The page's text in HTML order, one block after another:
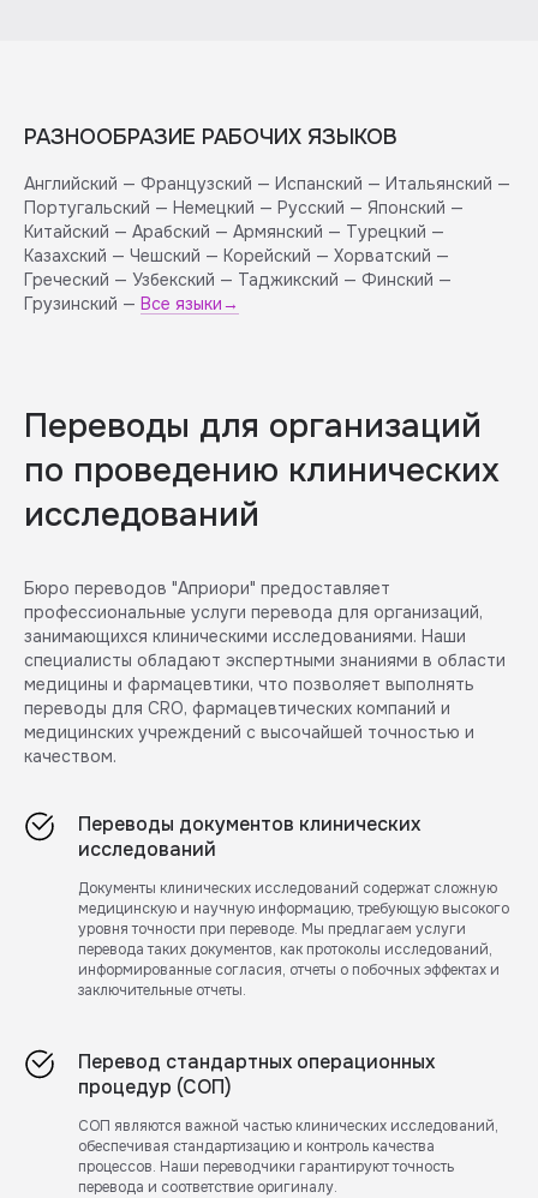
РАЗНООБРАЗИЕ РАБОЧИХ ЯЗЫКОВ
Английский — Французский — Испанский — Итальянский —
Португальский — Немецкий — Русский — Японский —
Китайский — Арабский — Армянский — Турецкий —
Казахский — Чешский — Корейский — Хорватский —
Греческий — Узбекский — Таджикский — Финский —
Грузинский — Все языки→
Переводы для организаций
по проведению клинических
исследований
Бюро переводов "Априори" предоставляет
профессиональные услуги перевода для организаций,
занимающихся клиническими исследованиями. Наши
специалисты обладают экспертными знаниями в области
медицины и фармацевтики, что позволяет выполнять
переводы для CRO, фармацевтических компаний и
медицинских учреждений с высочайшей точностью и
качеством.
Переводы документов клинических
исследований
Документы клинических исследований содержат сложную
медицинскую и научную информацию, требующую высокого
уровня точности при переводе. Мы предлагаем услуги
перевода таких документов, как протоколы исследований,
информированные согласия, отчеты о побочных эффектах и
заключительные отчеты.
Перевод стандартных операционных
процедур (СОП)
СОП являются важной частью клинических исследований,
обеспечивая стандартизацию и контроль качества
процессов. Наши переводчики гарантируют точность
перевода и соответствие оригиналу.